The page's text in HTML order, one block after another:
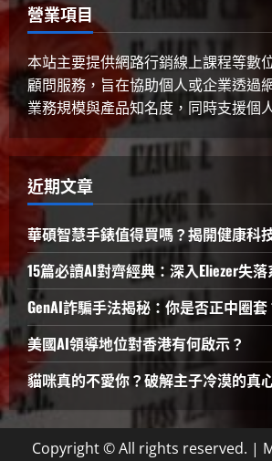
營業項目
本站主要提供網路行銷線上課程等數
顧問服務，旨在協助個人或企業透過
業務規模與產品知名度，同時支援個
近期文章
華碩智慧手錶值得買嗎？揭開健康科
15篇必讀AI對齊經典：深入Eliezer失落
GenAI詐騙手法揭秘：你是否正中圈套
美國AI領導地位對香港有何啟示？
貓咪真的不愛你？破解主子冷漠的真
Copyright © All rights reserved. |